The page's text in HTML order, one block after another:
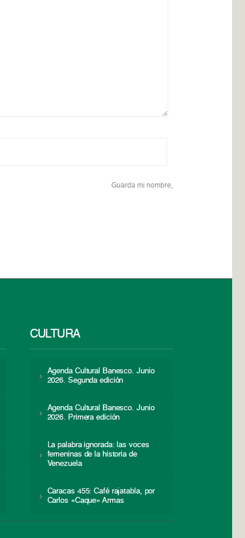
Guarda mi nombre,
CULTURA
Agenda Cultural Banesco. Junio
2026. Segunda edición
Agenda Cultural Banesco. Junio
2026. Primera edición
La palabra ignorada: las voces
femeninas de la historia de
Venezuela
Caracas 455: Café rajatabla, por
Carlos «Caque» Armas